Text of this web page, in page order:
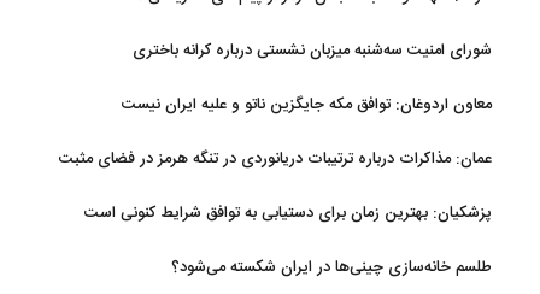
شورای امنیت سه‌شنبه میزبان نشستی درباره کرانه باختری
معاون اردوغان: توافق مکه جایگزین ناتو و علیه ایران نیست
عمان: مذاکرات درباره ترتیبات دریانوردی در تنگه هرمز در فضای مثبت
پزشکیان‌: بهترین زمان برای دستیابی به توافق شرایط کنونی است
طلسم خانه‌سازی چینی‌ها در ایران شکسته می‌شود؟